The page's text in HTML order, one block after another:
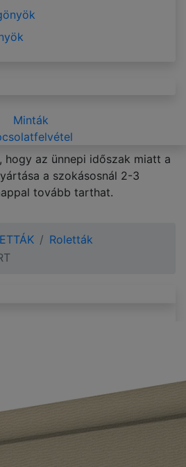
Minták
hogy az ünnepi időszak miatt a
a szokásosnál 2-3
tovább tarthat.
Roletták